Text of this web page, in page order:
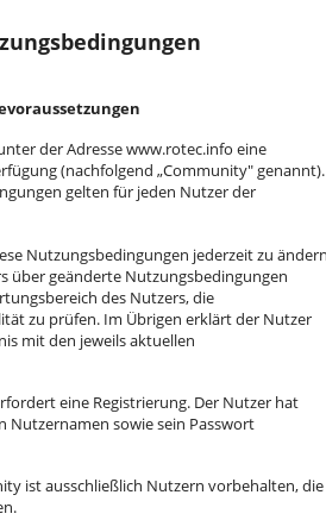
der Adresse www.rotec.info eine
(nachfolgend „Community" genannt).
gelten für jeden Nutzer der
Nutzungsbedingungen jederzeit zu
über geänderte Nutzungsbedingungen
des Nutzers, die
zu prüfen. Im Übrigen erklärt der Nutzer
mit den jeweils aktuellen
eine Registrierung. Der Nutzer hat
Nutzernamen sowie sein Passwort
ist ausschließlich Nutzern vorbehalten, die